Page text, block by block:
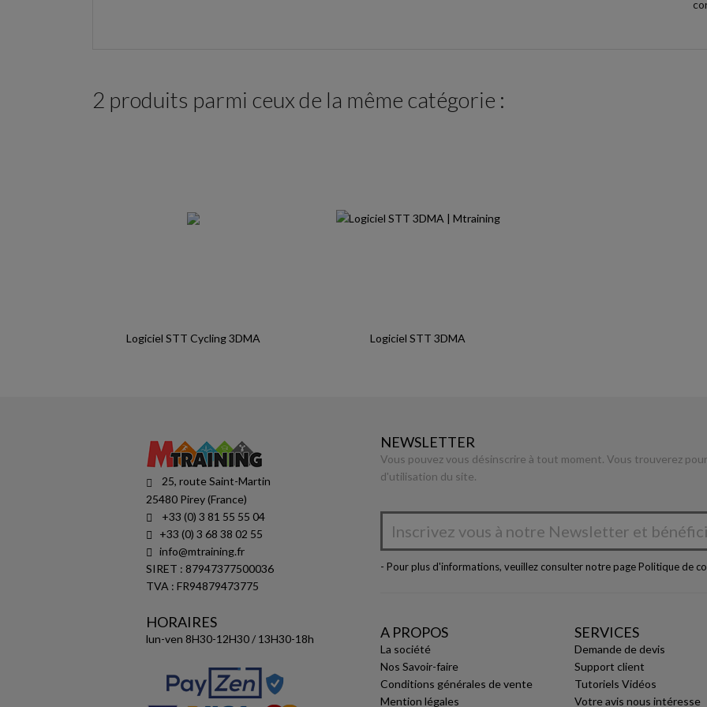
2 produits parmi ceux de la même catégorie :
Logiciel STT Cycling 3DMA Logiciel STT 3DMA
25, route Saint-Martin
25480 Pirey (France)
+33 (0) 3 81 55 55 04
+33 (0) 3 68 38 02 55
info@mtraining.fr
SIRET : 87947377500036
TVA : FR94879473775
HORAIRES
lun-ven 8H30-12H30 / 13H30-18h
NEWSLETTER
Vous pouvez vous désinscrire à tout moment. Vous trouverez
d'utilisation du site.
- Pour plus d'informations, veuillez consulter notre page Politique de
A PROPOS
La société
Nos Savoir-faire
Conditions générales de vente
Mention légales
SERVICES
Demande de devis
Support client
Tutoriels Vidéos
Votre avis nous intéresse